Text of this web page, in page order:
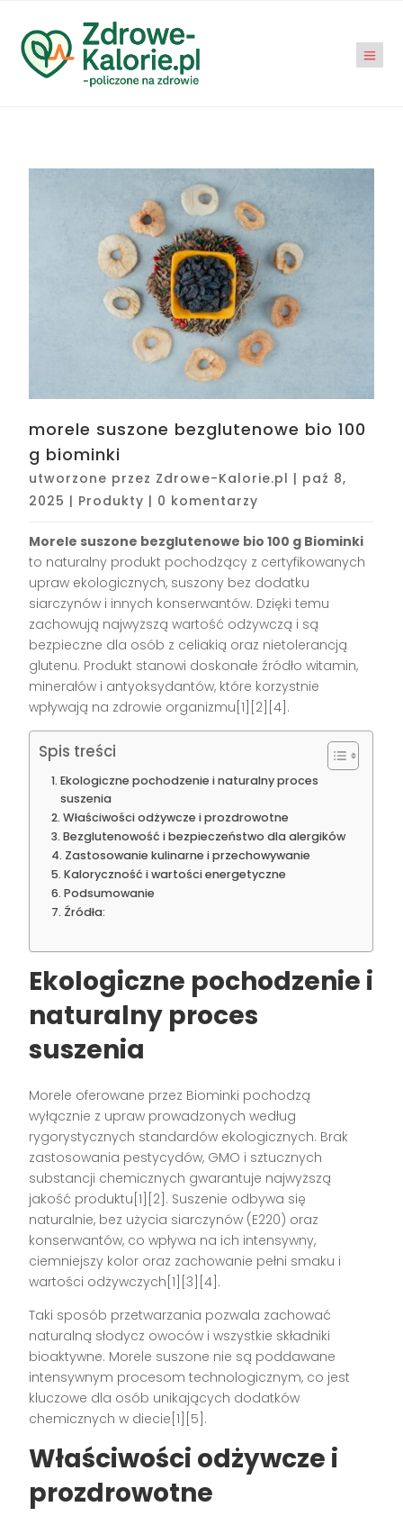
morele suszone bezglutenowe bio 100
g biominki
utworzone przez Zdrowe-Kalorie.pl | paź 8,
2025 | Produkty | 0 komentarzy
Morele suszone bezglutenowe bio 100 g Biominki
to naturalny produkt pochodzący z certyfikowanych
upraw ekologicznych, suszony bez dodatku
siarczynów i innych konserwantów. Dzięki temu
zachowują najwyższą wartość odżywczą i są
bezpieczne dla osób z celiakią oraz nietolerancją
glutenu. Produkt stanowi doskonałe źródło witamin,
minerałów i antyoksydantów, które korzystnie
wpływają na zdrowie organizmu[1][2][4].
Spis treści
Ekologiczne pochodzenie i naturalny proces
suszenia
Właściwości odżywcze i prozdrowotne
Bezglutenowość i bezpieczeństwo dla alergików
Zastosowanie kulinarne i przechowywanie
Kaloryczność i wartości energetyczne
Podsumowanie
Źródła:
Ekologiczne pochodzenie i
naturalny proces
suszenia
Morele oferowane przez Biominki pochodzą
wyłącznie z upraw prowadzonych według
rygorystycznych standardów ekologicznych. Brak
zastosowania pestycydów, GMO i sztucznych
substancji chemicznych gwarantuje najwyższą
jakość produktu[1][2]. Suszenie odbywa się
naturalnie, bez użycia siarczynów (E220) oraz
konserwantów, co wpływa na ich intensywny,
ciemniejszy kolor oraz zachowanie pełni smaku i
wartości odżywczych[1][3][4].
Taki sposób przetwarzania pozwala zachować
naturalną słodycz owoców i wszystkie składniki
bioaktywne. Morele suszone nie są poddawane
intensywnym procesom technologicznym, co jest
kluczowe dla osób unikających dodatków
chemicznych w diecie[1][5].
Właściwości odżywcze i
prozdrowotne